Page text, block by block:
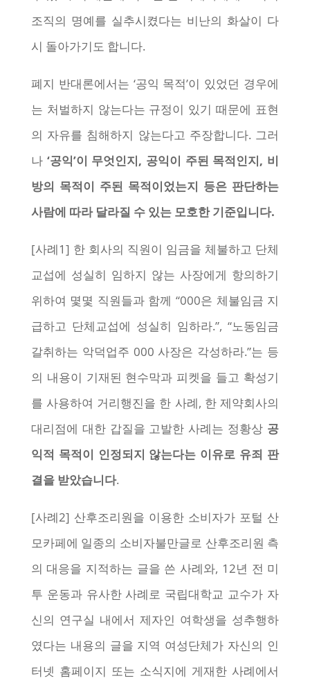
조직의 명예를 실추시켰다는 비난의 화살이 다
시 돌아가기도 합니다.
폐지 반대론에서는 ‘공익 목적’이 있었던 경우에
는 처벌하지 않는다는 규정이 있기 때문에 표현
의 자유를 침해하지 않는다고 주장합니다. 그러
나 ‘공익’이 무엇인지, 공익이 주된 목적인지, 비
방의 목적이 주된 목적이었는지 등은 판단하는
사람에 따라 달라질 수 있는 모호한 기준입니다.
[사례1] 한 회사의 직원이 임금을 체불하고 단체
교섭에 성실히 임하지 않는 사장에게 항의하기
위하여 몇몇 직원들과 함께 “000은 체불임금 지
급하고 단체교섭에 성실히 임하라.”, “노동임금
갈취하는 악덕업주 000 사장은 각성하라.”는 등
의 내용이 기재된 현수막과 피켓을 들고 확성기
를 사용하여 거리행진을 한 사례, 한 제약회사의
대리점에 대한 갑질을 고발한 사례는 정황상 공
익적 목적이 인정되지 않는다는 이유로 유죄 판
결을 받았습니다.
[사례2] 산후조리원을 이용한 소비자가 포털 산
모카페에 일종의 소비자불만글로 산후조리원 측
의 대응을 지적하는 글을 쓴 사례와, 12년 전 미
투 운동과 유사한 사례로 국립대학교 교수가 자
신의 연구실 내에서 제자인 여학생을 성추행하
였다는 내용의 글을 지역 여성단체가 자신의 인
터넷 홈페이지 또는 소식지에 게재한 사례에서